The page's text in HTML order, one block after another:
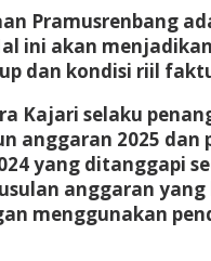
Pramusrenbang
ini akan
dan kondisi riil
Kajari selaku
anggaran 2025
yang ditanggapi
anggaran